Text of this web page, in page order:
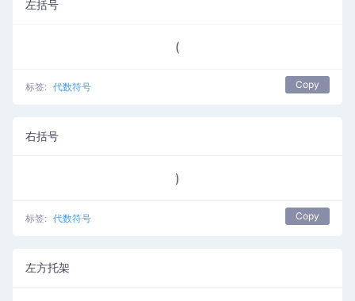
左括号
(
标签: 代数符号 Copy
右括号
)
标签: 代数符号 Copy
左方托架